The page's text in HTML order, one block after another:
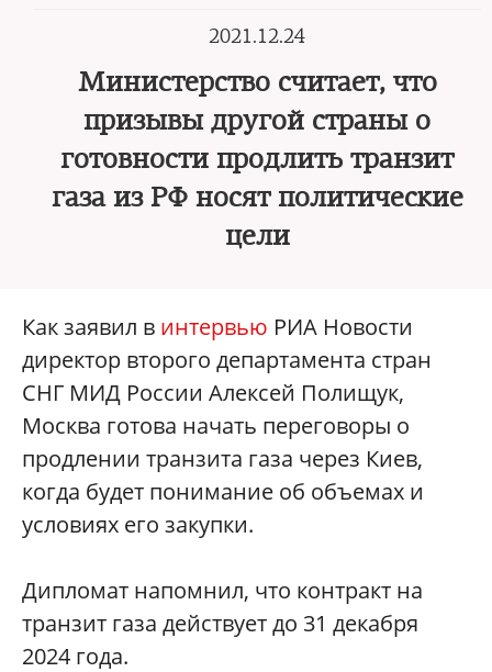
2021.12.24
Министерство считает, что
призывы другой страны о
готовности продлить транзит
газа из РФ носят политические
цели
Как заявил в интервью РИА Новости
директор второго департамента стран
СНГ МИД России Алексей Полищук,
Москва готова начать переговоры о
продлении транзита газа через Киев,
когда будет понимание об объемах и
условиях его закупки.
Дипломат напомнил, что контракт на
транзит газа действует до 31 декабря
2024 года.